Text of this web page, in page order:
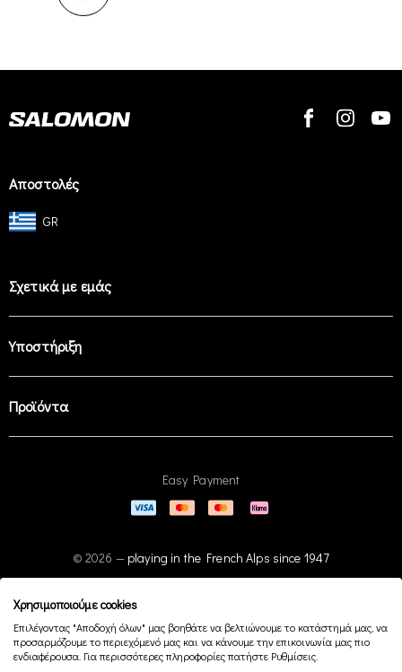
Αποστολές
GR
Σχετικά με εμάς
Υποστήριξη
Προϊόντα
Easy Payment
© 2026 — playing in the French Alps since 1947
Χρησιμοποιούμε cookies
Επιλέγοντας "Αποδοχή όλων" μας βοηθάτε να βελτιώνουμε το κατάστημά μας, να
προσαρμόζουμε το περιεχόμενό μας και να κάνουμε την επικοινωνία μας πιο
ενδιαφέρουσα. Για περισσότερες πληροφορίες πατήστε Ρυθμίσεις.